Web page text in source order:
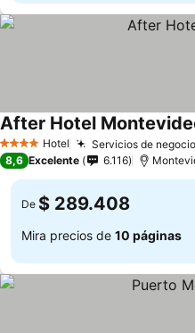
4 EstrellasHotel Servicios de
After Hotel
8,6 Excelente 6.116
De $ 289.408
Mira precios de 10 páginas